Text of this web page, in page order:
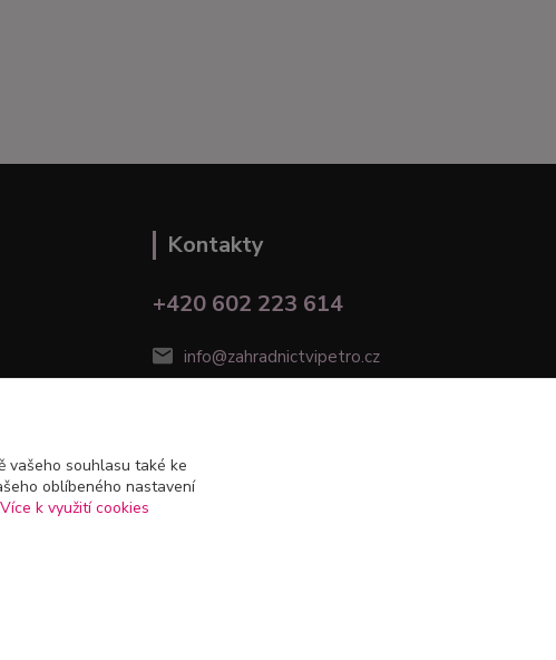
Kontakty
+420 602 223 614
info@zahradnictvipetro.cz
vašeho souhlasu také ke
oblíbeného nastavení
Více k využití cookies